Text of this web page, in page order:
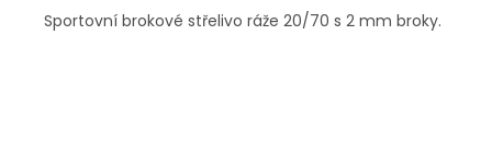
Sportovní brokové střelivo ráže 20/70 s 2 mm broky.